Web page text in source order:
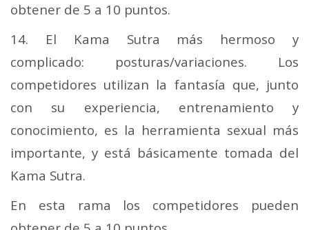
obtener de 5 a 10 puntos.
14. El Kama Sutra más hermoso y
complicado: posturas/variaciones. Los
competidores utilizan la fantasía que, junto
con su experiencia, entrenamiento y
conocimiento, es la herramienta sexual más
importante, y está básicamente tomada del
Kama Sutra.
En esta rama los competidores pueden